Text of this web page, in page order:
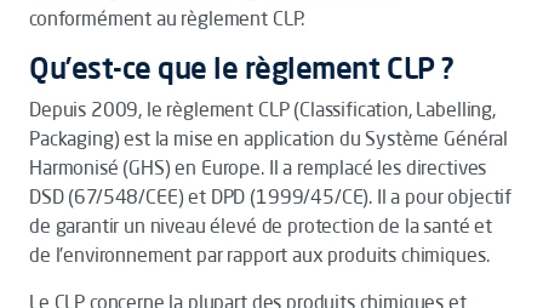
conformément au règlement CLP.
Qu’est-ce que le règlement CLP ?
Depuis 2009, le règlement CLP (Classification, Labelling,
Packaging) est la mise en application du Système Général
Harmonisé (GHS) en Europe. Il a remplacé les directives
DSD (67/548/CEE) et DPD (1999/45/CE). Il a pour objectif
de garantir un niveau élevé de protection de la santé et
de l'environnement par rapport aux produits chimiques.
Le CLP concerne la plupart des produits chimiques et